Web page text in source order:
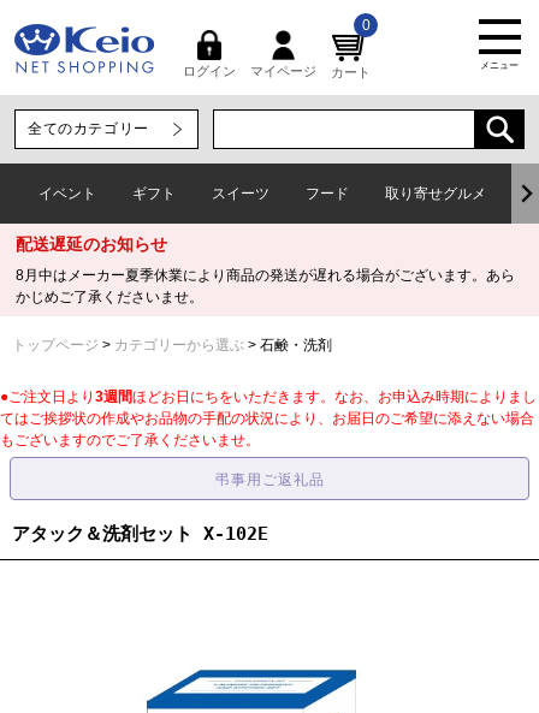
ログイン マイページ カート
0
メニュー
イベント ギフト スイーツ フード 取り寄せグルメ
配送遅延のお知らせ
8月中はメーカー夏季休業により商品の発送が遅れる場合がございます。あら
かじめご了承くださいませ。
トップページ カテゴリーから選ぶ 石鹸・洗剤
●ご注文日より 3週間ほどお日にちをいただきます。なお、お申込み時期によりまし
てはご挨拶状の作成やお品物の手配の状況により、お届日のご希望に添えない場合
もございますのでご了承くださいませ。
アタック＆洗剤セット X-102E